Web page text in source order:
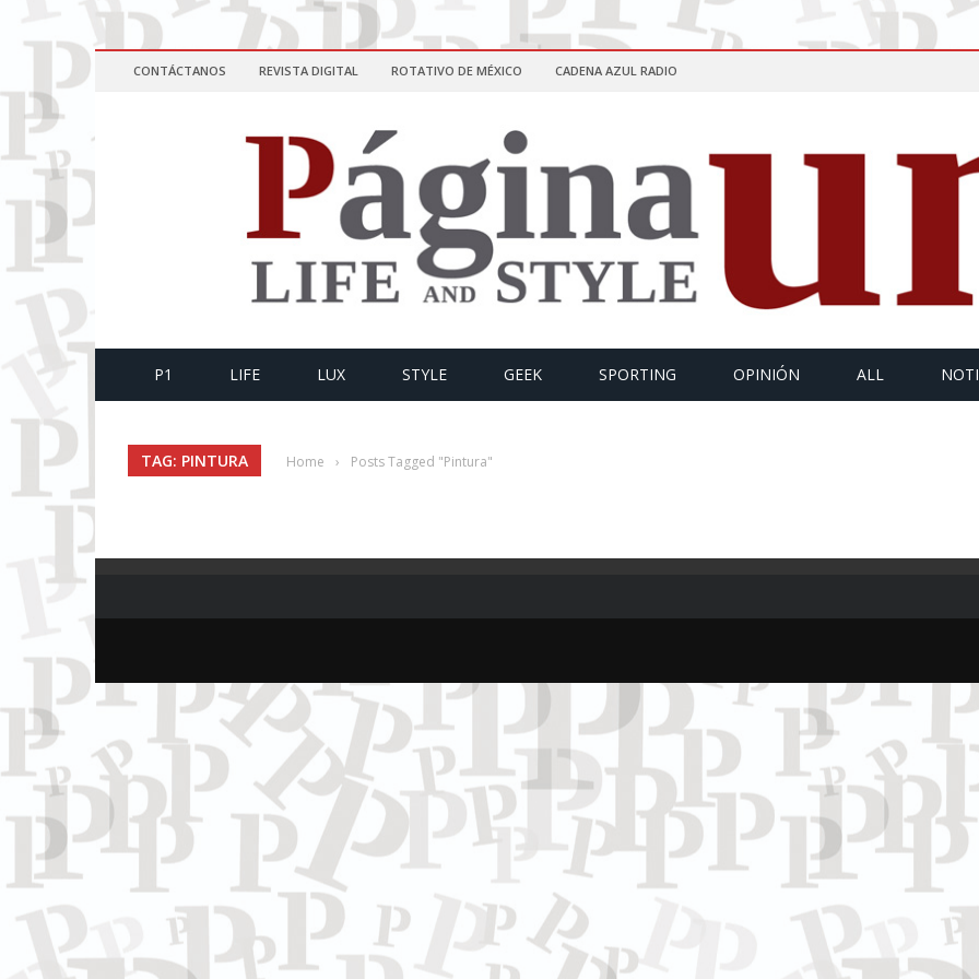
CONTÁCTANOS REVISTA DIGITAL ROTATIVO DE MÉXICO CADENA AZUL RADIO
P1 LIFE LUX STYLE GEEK SPORTING OPINIÓN ALL
TAG: PINTURA Home › Posts Tagged "Pintura"